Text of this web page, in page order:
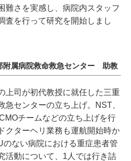
難さを実感し、病院内スタッフ
査を行って研究を開始しまし
附属病院救命救急センター 助教
上司が初代教授に就任した三重
急センターの立ち上げ。NST、
チームなどの立ち上げを行
クターヘリ業務も運航開始時か
のない病院における重症患者管
活動について、1人では行き詰